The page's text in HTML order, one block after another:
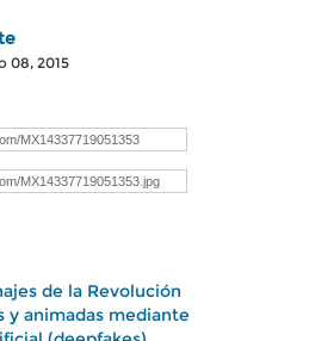
08, 2015
de la Revolución
y animadas mediante